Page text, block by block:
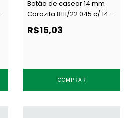
Botão de casear 14 mm
Corozita 8111/22 045 c/ 144
R$15,03
COMPRAR